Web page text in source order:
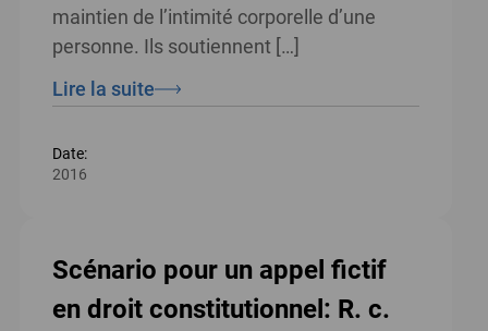
maintien de l’intimité corporelle d’une
personne. Ils soutiennent […]
Lire la suite
Date:
2016
Scénario pour un appel fictif
en droit constitutionnel: R. c.